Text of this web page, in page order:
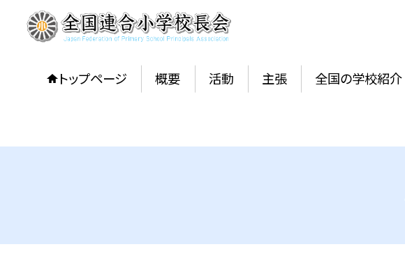
トップページ 概要 活動 主張 全国の学校紹介